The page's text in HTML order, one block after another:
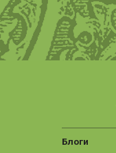
Блоги